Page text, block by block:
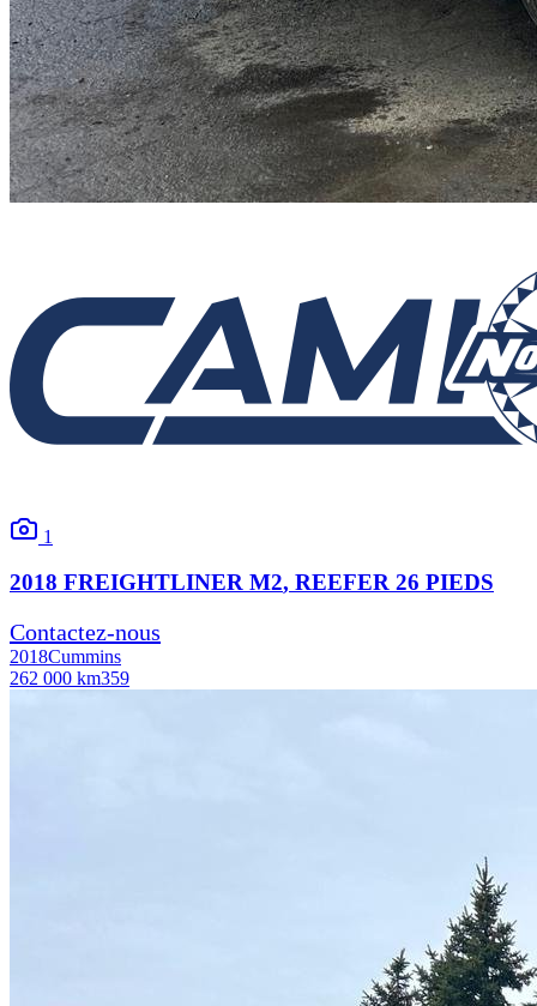
1
2018 FREIGHTLINER M2, REEFER 26 PIEDS
Contactez-nous
2018Cummins
262 000 km359